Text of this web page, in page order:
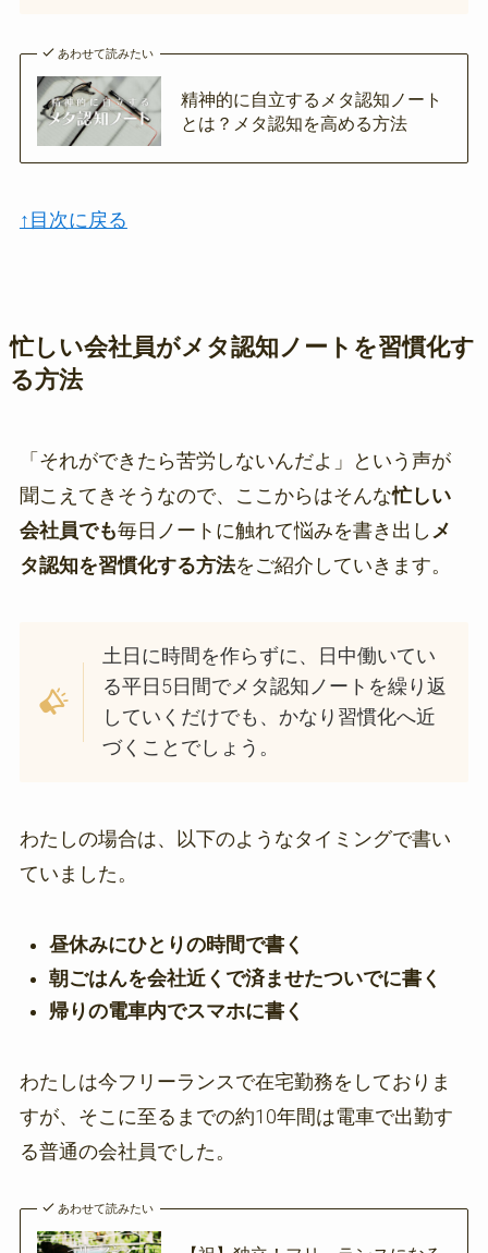
あわせて読みたい
精神的に自立するメタ認知ノート
とは？メタ認知を高める方法
↑目次に戻る
忙しい会社員がメタ認知ノートを習慣化す
る方法
「それができたら苦労しないんだよ」という声が
聞こえてきそうなので、ここからはそんな忙しい
会社員でも毎日ノートに触れて悩みを書き出し メ
タ認知を習慣化する方法をご紹介していきます。
土日に時間を作らずに、日中働いてい
る平日5日間でメタ認知ノートを繰り返
していくだけでも、かなり習慣化へ近
づくことでしょう。
わたしの場合は、以下のようなタイミングで書い
ていました。
昼休みにひとりの時間で書く
朝ごはんを会社近くで済ませたついでに書く
帰りの電車内でスマホに書く
わたしは今フリーランスで在宅勤務をしておりま
すが、そこに至るまでの約10年間は電車で出勤す
る普通の会社員でした。
あわせて読みたい